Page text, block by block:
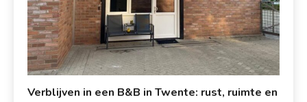
Verblijven in een B&B in Twente: rust, ruimte en